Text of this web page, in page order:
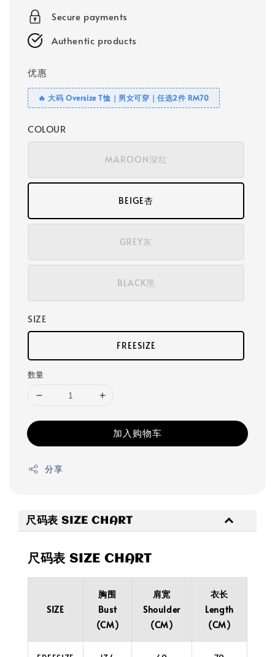
Secure payments
Authentic products
优惠
🔥 大码 Oversize T恤｜男女可穿｜任选2件 RM70
COLOUR
MAROON深红
BEIGE杏
GREY灰
BLACK黑
SIZE
FREESIZE
数量
加入购物车
分享
尺码表 SIZE CHART
尺码表 SIZE CHART
SIZE
胸围
Bust
(CM)
肩宽
Shoulder
(CM)
衣长
Length
(CM)